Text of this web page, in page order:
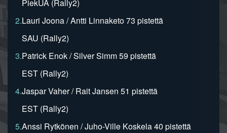
PiekUA (Rally2)
2.Lauri Joona / Antti Linnaketo 73 pistettä
SAU (Rally2)
3.Patrick Enok / Silver Simm 59 pistettä
EST (Rally2)
4.Jaspar Vaher / Rait Jansen 51 pistettä
EST (Rally2)
5.Anssi Rytkönen / Juho-Ville Koskela 40 pistettä